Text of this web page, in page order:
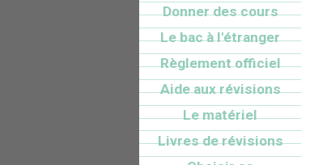
Donner des cours
Le bac à l'étranger
Règlement officiel
Aide aux révisions
Le matériel
Livres de révisions